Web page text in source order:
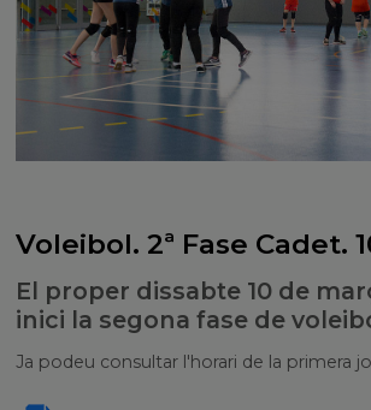
Voleibol. 2ª Fase Cadet.
El proper dissabte 10 de
inici la segona fase de
Ja podeu consultar l'horari de la primera